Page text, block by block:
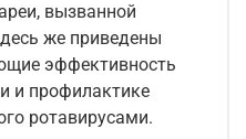
вызванной
же приведены
эффективность
и профилактике
ротавирусами.